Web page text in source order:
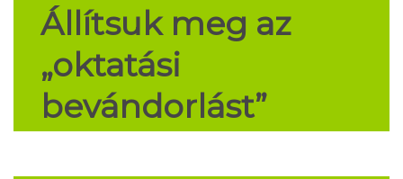
Állítsuk meg az
„oktatási
bevándorlást”